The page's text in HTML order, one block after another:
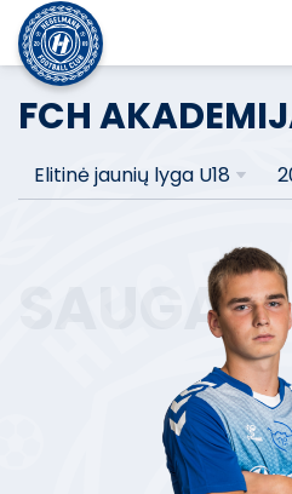
FCH
Elitinė jaunių lyga U18
SAUGAS